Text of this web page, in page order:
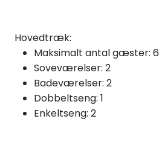
Hovedtræk:
Maksimalt antal gæster: 6
Soveværelser: 2
Badeværelser: 2
Dobbeltseng: 1
Enkeltseng: 2